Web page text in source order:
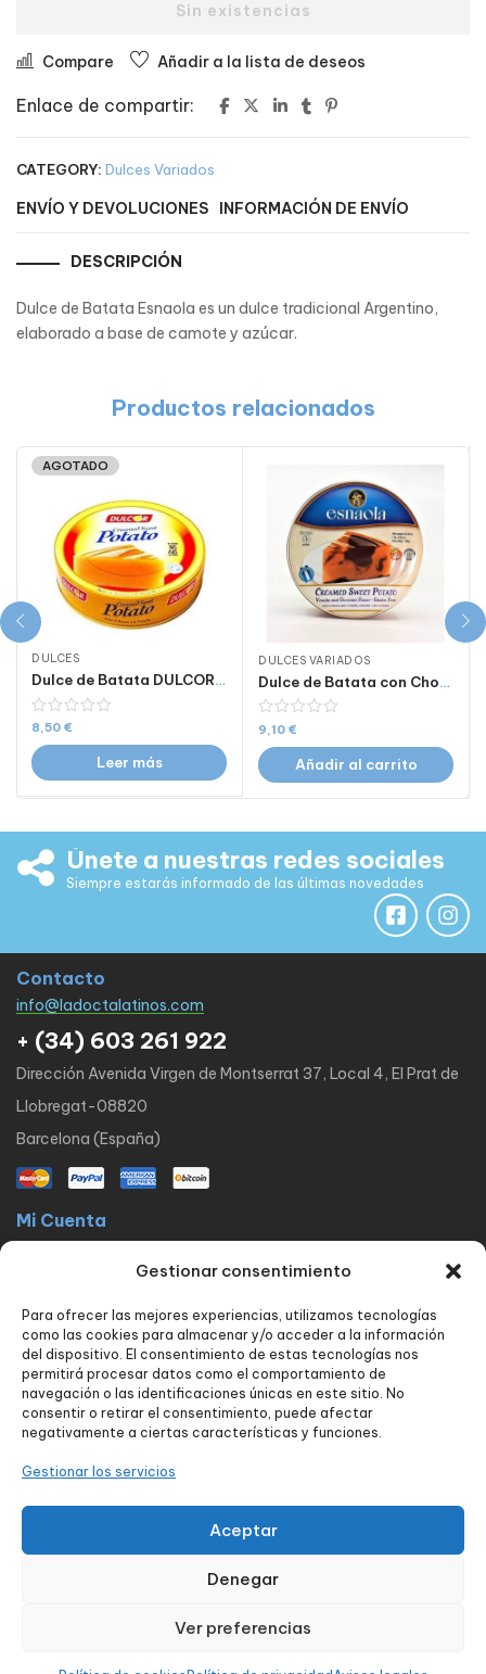
Gestionar consentimiento
Para ofrecer las mejores experiencias, utilizamos tecnologías
como las cookies para almacenar y/o acceder a la información
del dispositivo. El consentimiento de estas tecnologías nos
permitirá procesar datos como el comportamiento de
navegación o las identificaciones únicas en este sitio. No
consentir o retirar el consentimiento, puede afectar
negativamente a ciertas características y funciones.
Gestionar los servicios
Aceptar
Denegar
Ver preferencias
Sin existencias
Compare Añadir a la lista de deseos
Enlace de compartir:
CATEGORY: Dulces Variados
ENVÍO Y DEVOLUCIONES INFORMACIÓN DE ENVÍO
DESCRIPCIÓN
Dulce de Batata Esnaola es un dulce tradicional Argentino,
elaborado a base de camote y azúcar.
Productos relacionados
AGOTADO
DULCES
Dulce de Batata DULCOR X 700 Gr
8,50 €
Leer más
DULCES VARIADOS
Dulce de Batata con Chocolate Esnaola
9,10 €
Añadir al carrito
Únete a nuestras redes sociales
Siempre estarás informado de las últimas novedades
Contacto
info@ladoctalatinos.com
+ (34) 603 261 922
Dirección Avenida Virgen de Montserrat 37, Local 4, El Prat de
Llobregat-08820
Barcelona (España)
Mi Cuenta
Políticas
FAQ Avisos legales
Política de privacidad
Política de envío y devoluciones
Política de cookies
Nuestros servicios